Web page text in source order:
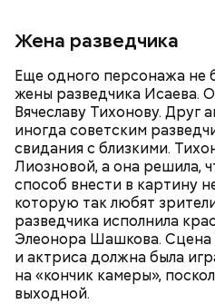
Жена разведчика
Еще одного персонажа не
жены разведчика Исаева.
Вячеславу Тихонову. Друг
иногда советским
свидания с близкими.
Лиозновой, а она решила,
способ внести в картину
которую так любят
разведчика исполнила
Элеонора Шашкова. Сцена
и актриса должна была
на «кончик камеры»,
выходной.
— Там может содержаться
нитратов, которое
гипоксию и ухудшение
предостерегла